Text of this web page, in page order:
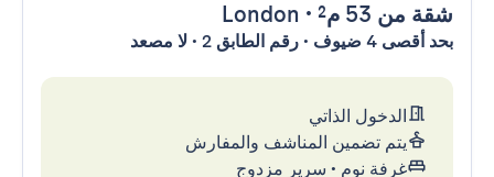
شقة من 53 م² •
London
بحد أقصى 4 ضيوف • رقم الطابق 2 • لا مصعد
الدخول الذاتي
يتم تضمين المناشف والمفارش
غرفة نوم • سرير مزدوج